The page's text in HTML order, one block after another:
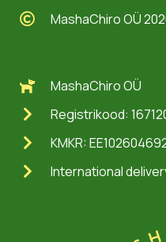
MashaChiro OÜ
Registrikood:
KMKR:
International
MashaChiro OÜ